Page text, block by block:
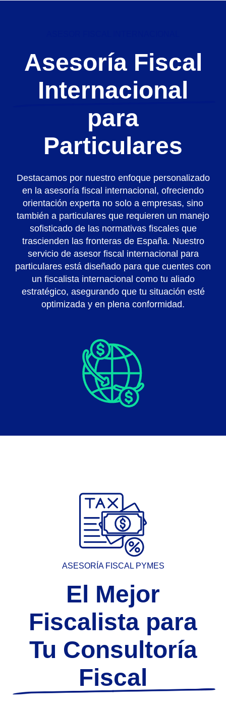
Asesoría Fiscal
Internacional
para
Particulares
Destacamos por nuestro enfoque personalizado
en la asesoría fiscal internacional, ofreciendo
orientación experta no solo a empresas, sino
también a particulares que requieren un manejo
sofisticado de las normativas fiscales que
trascienden las fronteras de España. Nuestro
servicio de asesor fiscal internacional para
particulares está diseñado para que cuentes con
un fiscalista internacional como tu aliado
estratégico, asegurando que tu situación esté
optimizada y en plena conformidad.
ASESORÍA FISCAL PYMES
El Mejor
Fiscalista para
Tu Consultoría
Fiscal